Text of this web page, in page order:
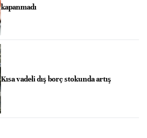
kapanmadı
Kısa vadeli dış borç stokunda artış